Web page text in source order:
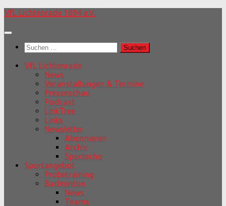
Unter
Inhalt
VfL Lichtenrade 1894 e.V.
Suchen
nach:
VfL Lichtenrade
News
Veranstaltungen & Termine
Presseschau
Podcast
LinkTree
Links
Newsletter
Abonnieren
Archiv
Sportecho
Sportangebot
Probetraining
Badminton
News
Teams